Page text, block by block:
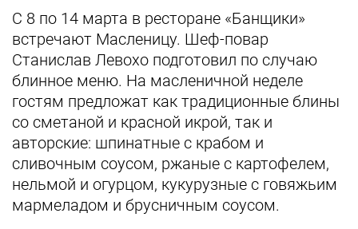
С 8 по 14 марта в ресторане «Банщики»
встречают Масленицу. Шеф-повар
Станислав Левохо подготовил по случаю
блинное меню. На масленичной неделе
гостям предложат как традиционные блины
со сметаной и красной икрой, так и
авторские: шпинатные с крабом и
сливочным соусом, ржаные с картофелем,
нельмой и огурцом, кукурузные с говяжьим
мармеладом и брусничным соусом.